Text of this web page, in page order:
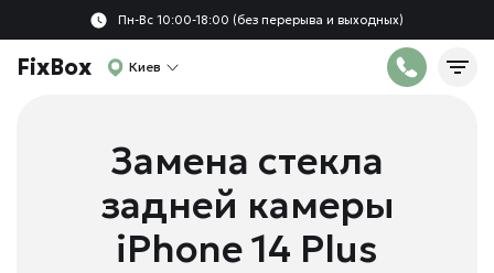
Пн-Вс 10:00-18:00 (без перерыва и выходных)
FixBox Киев
Замена стекла
задней камеры
iPhone 14 Plus